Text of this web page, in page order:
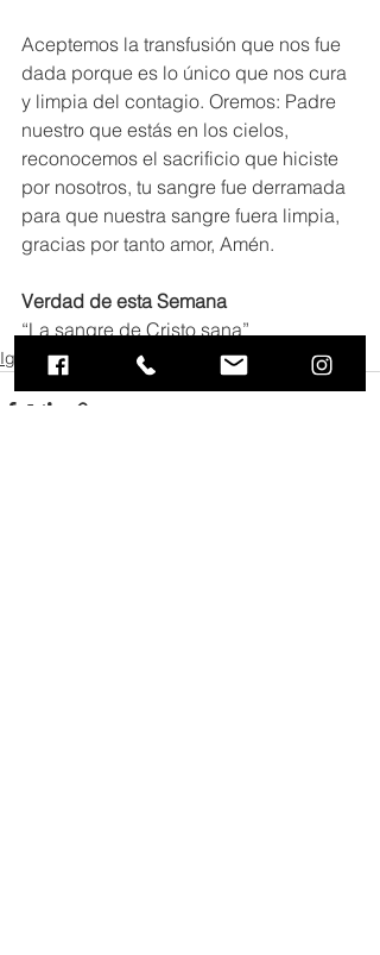
Aceptemos la transfusión que nos fue
dada porque es lo único que nos cura
y limpia del contagio. Oremos: Padre
nuestro que estás en los cielos,
reconocemos el sacrificio que hiciste
por nosotros, tu sangre fue derramada
para que nuestra sangre fuera limpia,
gracias por tanto amor, Amén.
Verdad de esta Semana
“La sangre de Cristo sana”
Iglecasa